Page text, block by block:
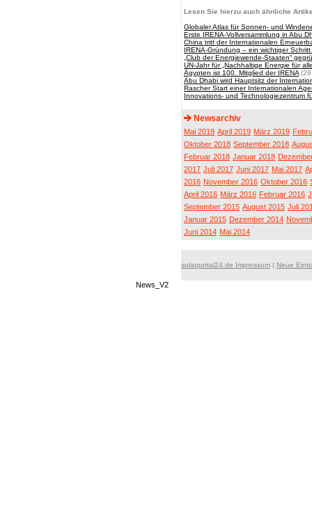
Lesen Sie hierzu auch ähnliche
Globaler Atlas für Sonnen- und
Erste IRENA-Vollversammlung in Abu
China tritt der Internationalen
IRENA-Gründung – ein wichtiger
„Club der Energiewende-Staaten“
UN-Jahr für „Nachhaltige Energie für
Ägypten ist 100. Mitglied der IRENA
Abu Dhabi wird Hauptsitz der
Rascher Start einer Internationalen
Innovations- und Technologiezentrum
Newsarchiv
Mai 2019 April 2019 März 2019
Oktober 2018 September 2018
Februar 2018 Januar 2018
2017 Juli 2017 Juni 2017 Mai 2017
2016 November 2016 Oktober 2016
April 2016 März 2016 Februar 2016
September 2015 August 2015 Juli
Januar 2015 Dezember 2014
Juni 2014 Mai 2014
solarportal24.de Impressum | Neue
News_V2